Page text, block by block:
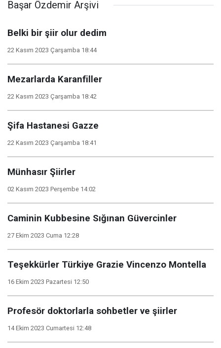
Başar Özdemir Arşivi
Belki bir şiir olur dedim
22 Kasım 2023 Çarşamba 18:44
Mezarlarda Karanfiller
22 Kasım 2023 Çarşamba 18:42
Şifa Hastanesi Gazze
22 Kasım 2023 Çarşamba 18:41
Münhasır Şiirler
02 Kasım 2023 Perşembe 14:02
Caminin Kubbesine Sığınan Güvercinler
27 Ekim 2023 Cuma 12:28
Teşekkürler Türkiye Grazie Vincenzo Montella
16 Ekim 2023 Pazartesi 12:50
Profesör doktorlarla sohbetler ve şiirler
14 Ekim 2023 Cumartesi 12:48